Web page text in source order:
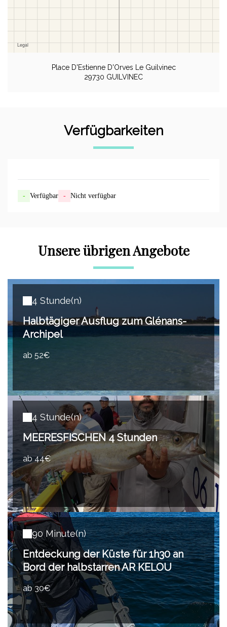
Place D'Estienne D'Orves Le Guilvinec
29730 GUILVINEC
Verfügbarkeiten
- Verfügbar - Nicht verfügbar
Unsere übrigen Angebote
4 Stunde(n)
Halbtägiger Ausflug zum Glénans-
Archipel
ab 52€
4 Stunde(n)
MEERESFISCHEN 4 Stunden
ab 44€
90 Minute(n)
Entdeckung der Küste für 1h30 an
Bord der halbstarren AR KELOU
ab 30€